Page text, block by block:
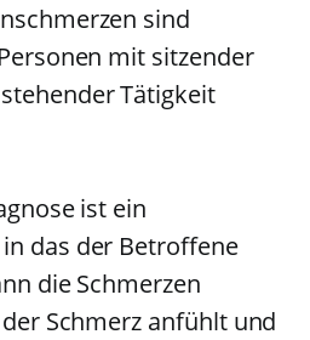
sind
mit sitzender
Tätigkeit
ist ein
das der Betroffene
die Schmerzen
Schmerz anfühlt und